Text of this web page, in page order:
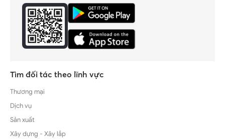
Tìm đối tác theo lĩnh vực
Thương mại
Dịch vụ
Sản xuất
Xây dựng - Xây lắp